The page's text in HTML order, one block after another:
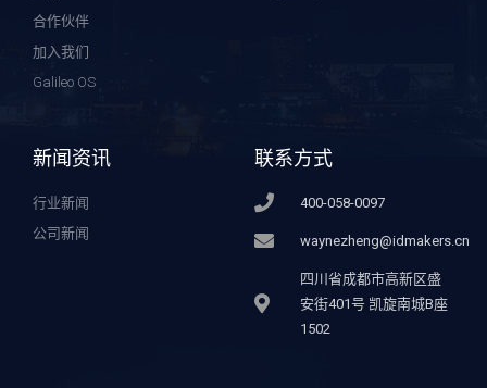
合作伙伴
加入我们
Galileo OS
新闻资讯
行业新闻
公司新闻
联系方式
400-058-0097
waynezheng@idmakers.cn
四川省成都市高新区盛
安街401号 凯旋南城B座
1502